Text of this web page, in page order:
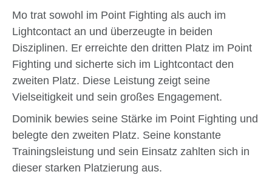
Mo trat sowohl im Point Fighting als auch im
Lightcontact an und überzeugte in beiden
Disziplinen. Er erreichte den dritten Platz im Point
Fighting und sicherte sich im Lightcontact den
zweiten Platz. Diese Leistung zeigt seine
Vielseitigkeit und sein großes Engagement.
Dominik bewies seine Stärke im Point Fighting und
belegte den zweiten Platz. Seine konstante
Trainingsleistung und sein Einsatz zahlten sich in
dieser starken Platzierung aus.